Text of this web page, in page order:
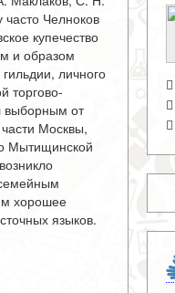
Челноков
купечество
и образом
личного
торгово-
выборным от
Москвы,
Мытищинской
хорошее
языков.